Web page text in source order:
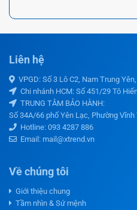
Liên hệ
VPGD: Số 3 Lô C2, Nam Trung
Chi nhánh HCM: Số 451/29 Tô
TRUNG TÂM BẢO HÀNH:
Số 34A/66 phố Yên Lạc, Phường Vĩnh
Hotline: 093 4287 886
Email: mail@xtrend.vn
Về chúng tôi
Giới thiệu chung
Tầm nhìn & Sứ mệnh